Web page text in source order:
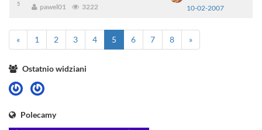
5 pawel01 3222 10-02-2007
« 1 2 3 4 5 6 7 8 »
Ostatnio widziani
Polecamy